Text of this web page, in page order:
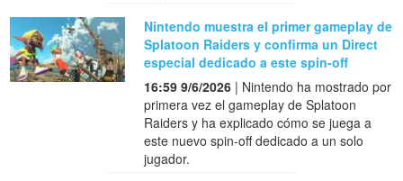
Nintendo muestra el primer gameplay de
Splatoon Raiders y confirma un Direct
especial dedicado a este spin-off
16:59 9/6/2026 | Nintendo ha mostrado por
primera vez el gameplay de Splatoon
Raiders y ha explicado cómo se juega a
este nuevo spin-off dedicado a un solo
jugador.